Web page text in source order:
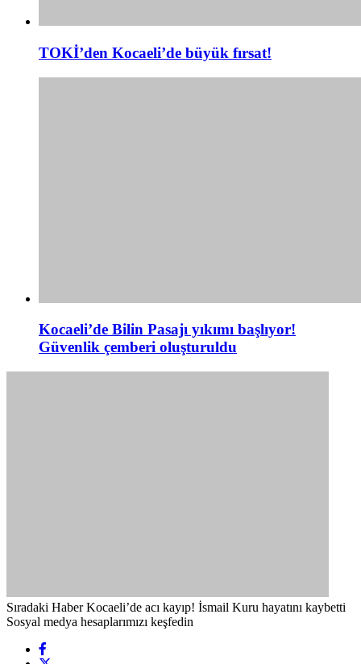
TOKİ’den Kocaeli’de büyük fırsat!
Kocaeli’de Bilin Pasajı yıkımı başlıyor!
Güvenlik çemberi oluşturuldu
Sıradaki Haber Kocaeli’de acı kayıp! İsmail Kuru hayatını kaybetti
Sosyal medya hesaplarımızı keşfedin